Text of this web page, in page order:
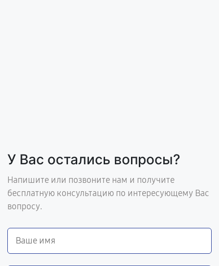
У Вас остались вопросы?
Напишите или позвоните нам и получите
бесплатную консультацию по интересующему Вас
вопросу.